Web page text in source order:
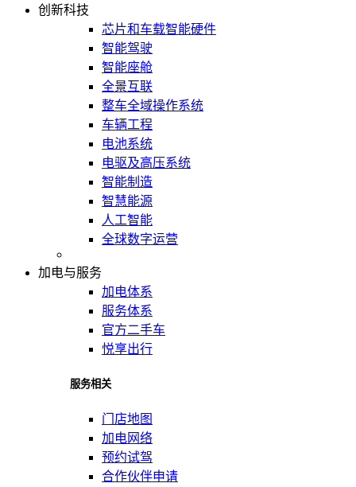
创新科技
芯片和车载智能硬件
智能驾驶
智能座舱
全景互联
整车全域操作系统
车辆工程
电池系统
电驱及高压系统
智能制造
智慧能源
人工智能
全球数字运营
加电与服务
加电体系
服务体系
官方二手车
悦享出行
服务相关
门店地图
加电网络
预约试驾
合作伙伴申请